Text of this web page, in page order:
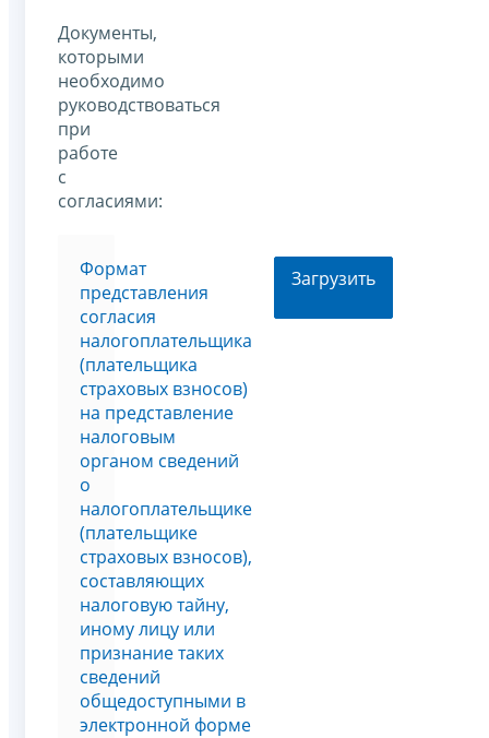
Документы,
которыми
необходимо
руководствоваться
при
работе
с
согласиями:
Формат
представления
согласия
налогоплательщика
(плательщика
страховых взносов)
на представление
налоговым
органом сведений
о
налогоплательщике
(плательщике
страховых взносов),
составляющих
налоговую тайну,
иному лицу или
признание таких
сведений
общедоступными в
электронной форме
Загрузить